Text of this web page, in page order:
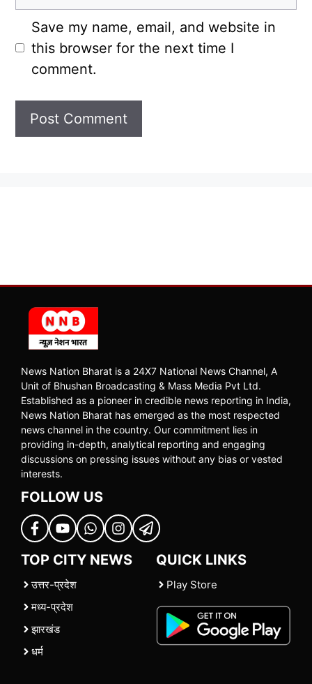
Save my name, email, and website in
this browser for the next time I
comment.
News Nation Bharat is a 24X7 National News Channel, A
Unit of Bhushan Broadcasting & Mass Media Pvt Ltd.
Established as a pioneer in credible news reporting in India,
News Nation Bharat has emerged as the most respected
news channel in the country. Our commitment lies in
providing in-depth, analytical reporting and engaging
discussions on pressing issues without any bias or vested
interests.
FOLLOW US
TOP CITY NEWS
उत्तर-प्रदेश
मध्य-प्रदेश
झारखंड
धर्म
QUICK LINKS
Play Store